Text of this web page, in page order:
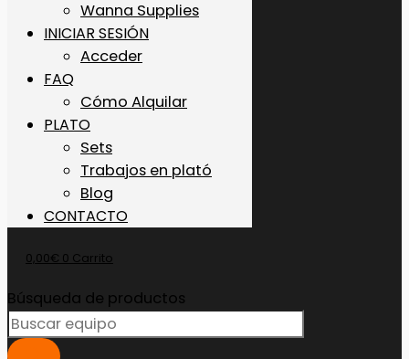
Wanna Supplies
INICIAR SESIÓN
Acceder
FAQ
Cómo Alquilar
PLATO
Sets
Trabajos en plató
Blog
CONTACTO
0,00€ 0 Carrito
Búsqueda de productos